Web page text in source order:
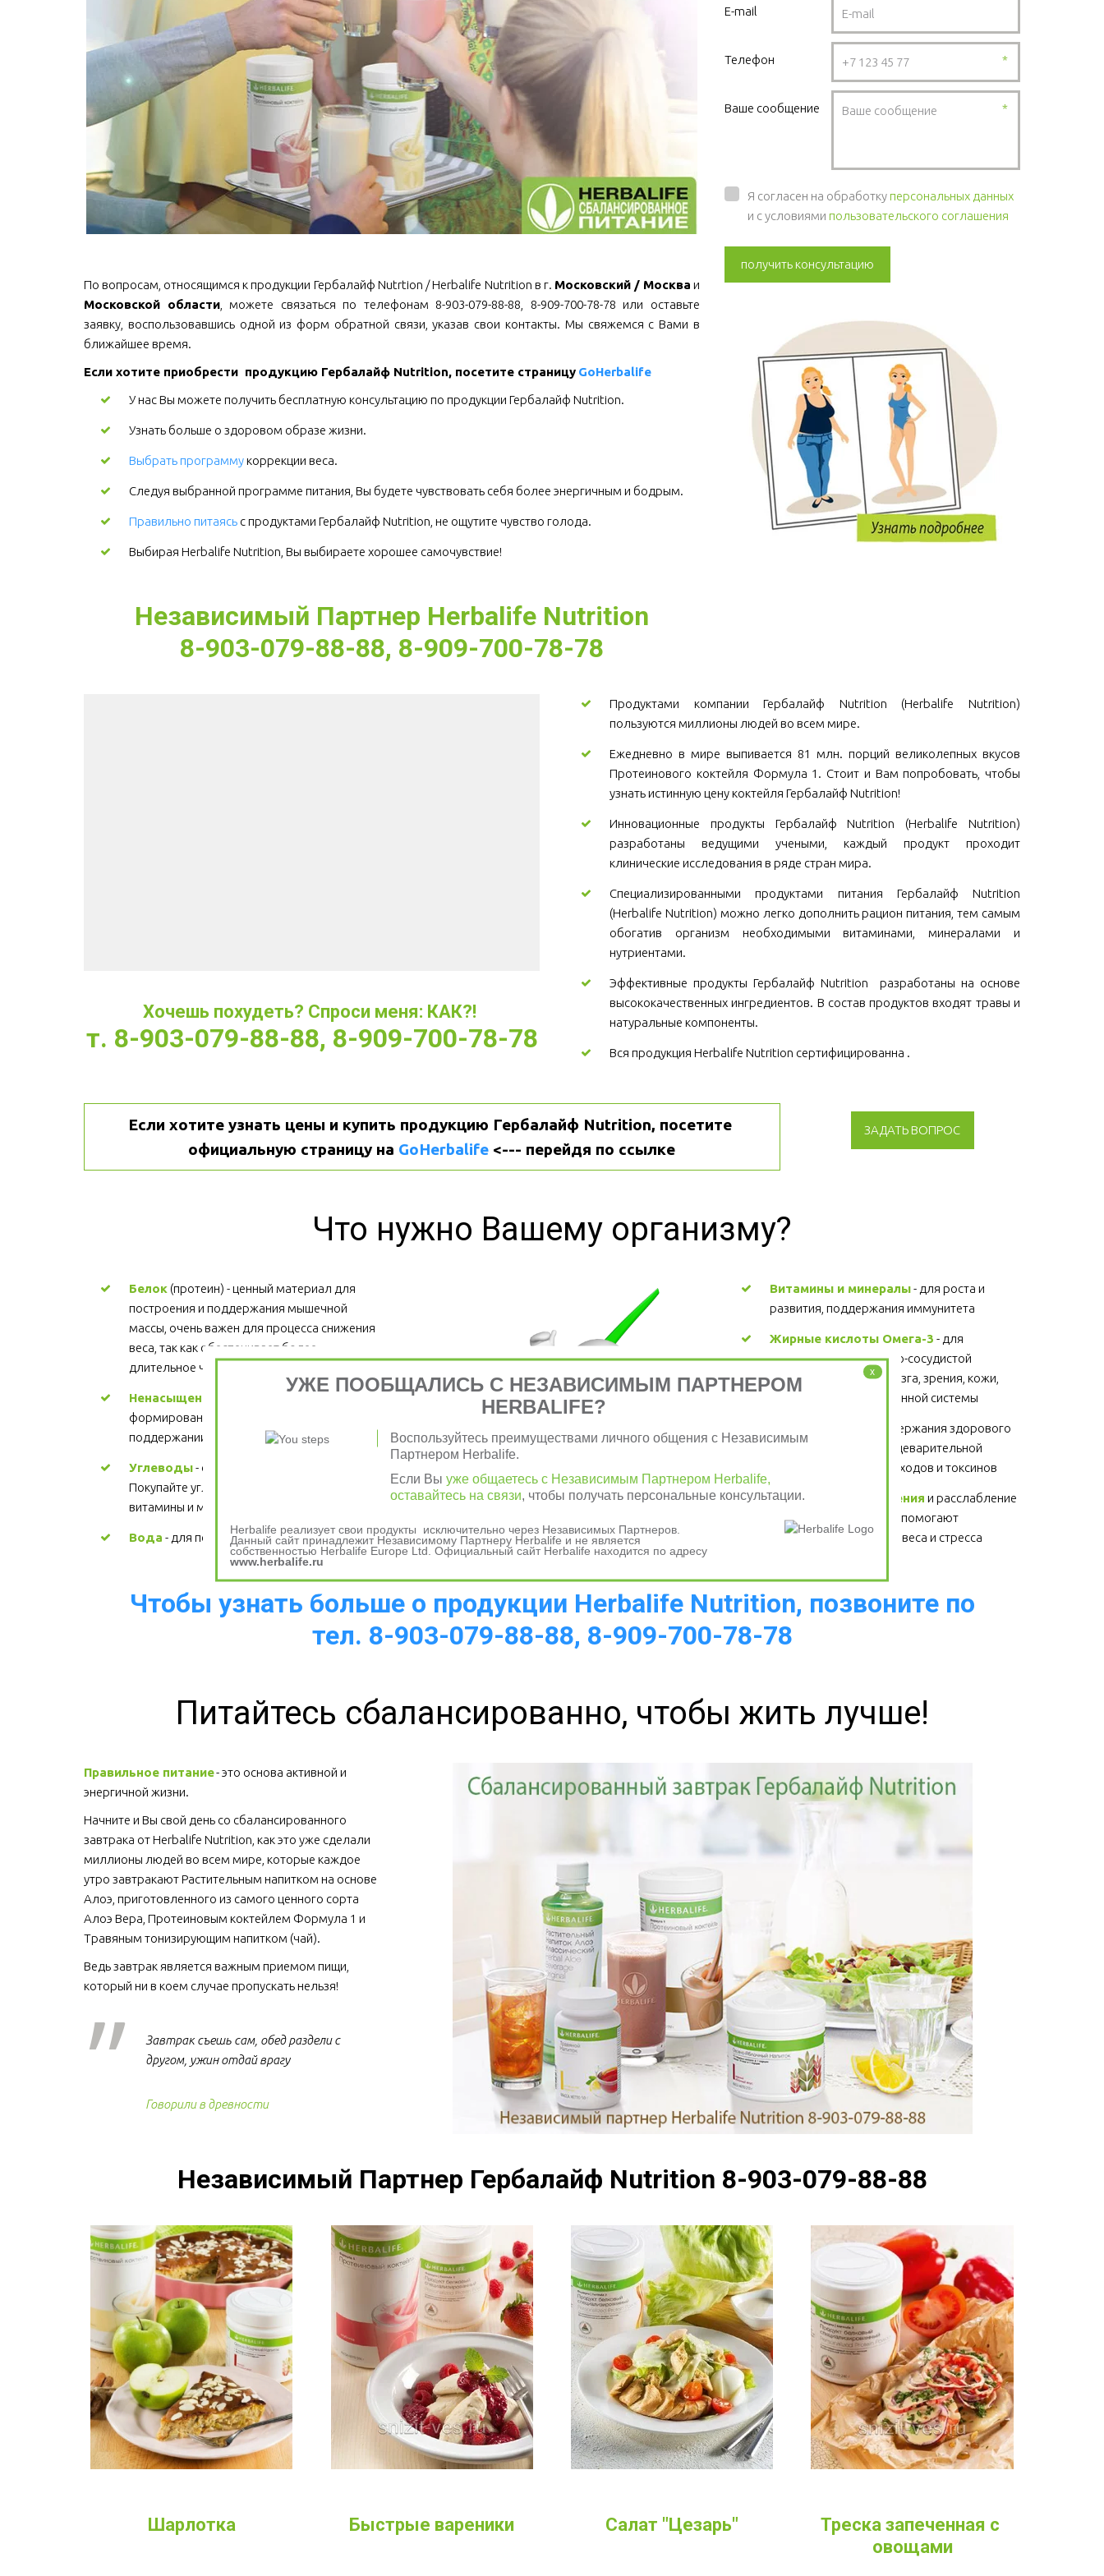
По вопросам, относящимся к продукции Гербалайф Nutrtion / Herbalife Nutrition в г. Московский / Москва и
Московской области, можете связаться по телефонам 8-903-079-88-88, 8-909-700-78-78 или оставьте
заявку, воспользовавшись одной из форм обратной связи, указав свои контакты. Мы свяжемся с Вами в
ближайшее время.
Если хотите приобрести  продукцию Гербалайф Nutrition, посетите страницу GoHerbalife
У нас Вы можете получить бесплатную консультацию по продукции Гербалайф Nutrition.
Узнать больше о здоровом образе жизни.
Выбрать программукоррекции веса.
Следуя выбранной программе питания, Вы будете чувствовать себя более энергичным и бодрым.
Правильно питаясь с продуктами Гербалайф Nutrition, не ощутите чувство голода.
Выбирая Herbalife Nutrition, Вы выбираете хорошее самочувствие!
Независимый Партнер Herbalife Nutrition
8-903-079-88-88, 8-909-700-78-78
E-mail
Телефон *
Ваше сообщение *
Я согласен на обработкуперсональных данных
и с условиями пользовательского соглашения
получить консультацию
Хочешь похудеть? Спроси меня: КАК?!
т. 8-903-079-88-88, 8-909-700-78-78
Продуктами компании Гербалайф Nutrition (Herbalife Nutrition)
пользуются миллионы людей во всем мире.
Ежедневно в мире выпивается 81 млн. порций великолепных вкусов
Протеинового коктейля Формула 1. Стоит и Вам попробовать, чтобы
узнать истинную цену коктейля Гербалайф Nutrition!
Инновационные продукты Гербалайф Nutrition (Herbalife Nutrition)
разработаны ведущими учеными, каждый продукт проходит
клинические исследования в ряде стран мира.
Специализированными продуктами питания Гербалайф Nutrition
(Herbalife Nutrition) можно легко дополнить рацион питания, тем самым
обогатив организм необходимыми витаминами, минералами и
нутриентами.
Эффективные продукты Гербалайф Nutrition разработаны на основе
высококачественных ингредиентов. В состав продуктов входят травы и
натуральные компоненты.
Вся продукция Herbalife Nutrition сертифицированна .
Если хотите узнать цены и купить продукцию Гербалайф Nutrition, посетите
официальную страницу на GoHerbalife <--- перейдя по ссылке
ЗАДАТЬ ВОПРОС
Что нужно Вашему организму?
Белок (протеин) - ценный материал для
построения и поддержания мышечной
массы, очень важен для процесса снижения
веса, так как обеспечивает более
длительное чувство сытости.
Ненасыщенные жиры
формировании структуры каждой клетки,
поддержании здорового сердца. Цена
Углеводы - основной источник энергии.
Покупайте углеводы, содержащие
витамины и минералы.
Вода - для поддержания водного баланса
Витамины и минералы - для роста и
развития, поддержания иммунитета
Жирные кислоты Омега-3 - для
поддержания сердечно-сосудистой
системы, головного мозга, зрения, кожи,
суставов, волос и иммунной системы
- для поддержания здорового
функционирования пищеварительной
системы, выведение отходов и токсинов
Физические упражнения и расслабление
- для здоровья сердца, помогают
избавиться от лишнего веса и стресса
Чтобы узнать больше о продукции Herbalife Nutrition, позвоните по
тел. 8-903-079-88-88, 8-909-700-78-78
Питайтесь сбалансированно, чтобы жить лучше!
Правильное питание - это основа активной и
энергичной жизни.
Начните и Вы свой день со сбалансированного
завтрака от Herbalife Nutrition, как это уже сделали
миллионы людей во всем мире, которые каждое
утро завтракают Растительным напитком на основе
Алоэ, приготовленного из самого ценного сорта
Алоэ Вера, Протеиновым коктейлем Формула 1 и
Травяным тонизирующим напитком (чай).
Ведь завтрак является важным приемом пищи,
который ни в коем случае пропускать нельзя!
Завтрак съешь сам, обед раздели с
другом, ужин отдай врагу
Говорили в древности
Независимый Партнер Гербалайф Nutrition 8-903-079-88-88
Шарлотка Быстрые вареники Салат "Цезарь"
Треска запеченная с
овощами
x
УЖЕ ПООБЩАЛИСЬ С НЕЗАВИСИМЫМ ПАРТНЕРОМ
HERBALIFE?
Воспользуйтесь преимуществами личного общения с Независимым
Партнером Herbalife.
Если Вы уже общаетесь с Независимым Партнером Herbalife,
оставайтесь на связи, чтобы получать персональные консультации.
Herbalife реализует свои продукты исключительно через Независимых Партнеров.
Данный сайт принадлежит Независимому Партнеру Herbalife и не является
собственностью Herbalife Europe Ltd. Официальный сайт Herbalife находится по адресу
www.herbalife.ru